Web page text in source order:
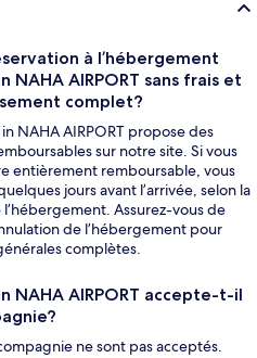
à l’hébergement
NAHA AIRPORT sans frais et
complet?
NAHA AIRPORT propose des
sur notre site. Si vous
entièrement remboursable, vous
jours avant l’arrivée, selon la
Assurez-vous de
de l’hébergement pour
complètes.
NAHA AIRPORT accepte-t-il
ne sont pas acceptés.